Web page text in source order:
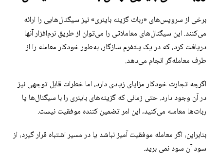
برخی از سرویس‌های «ربات گزینه باینری» نیز سیگنال‌هایی را ارائه
می‌کنند. این سیگنال‌های معاملاتی را می‌توان از طریق نرم‌افزار آنها
دریافت کرد، که در یک پلتفرم سازگار، به‌طور خودکار معامله را از
طرف معامله‌گر انجام می‌دهد.
اگرچه تجارت خودکار مزایای زیادی دارد، اما خطرات قابل توجهی نیز
در آن وجود دارد. حتی زمانی که گزینه‌های باینری را با سیگنال‌ها یا
ربات‌ها معامله می‌کنید، این امر تضمین کننده موفقیت نیست.
بنابراین، اگر معامله موفقیت آمیز نباشد یا در مسیر اشتباه قرار گیرد، از
سود آن سود نمی برید.